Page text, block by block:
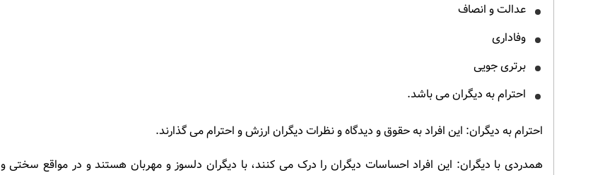
عدالت و انصاف
وفاداری
برتری جویی
احترام به دیگران می باشد.
احترام به دیگران: این افراد به حقوق و دیدگاه و نظرات دیگران ارزش و احترام می گذارند.
همدردی با دیگران: این افراد احساسات دیگران را درک می کنند، با دیگران دلسوز و مهربان هستند و در مواقع سختی و